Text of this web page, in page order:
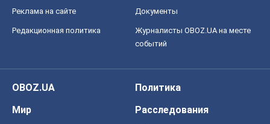
Реклама на сайте Документы
Редакционная политика
Журналисты OBOZ.UA на месте
событий
OBOZ.UA
Политика
Мир
Расследования